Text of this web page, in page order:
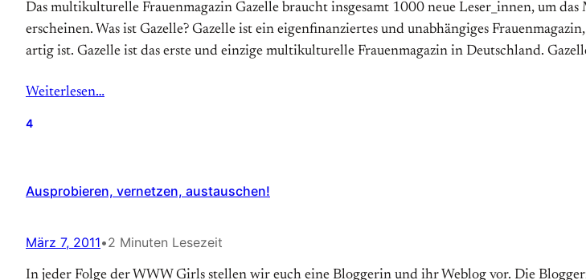
Das multikulturelle Frauenmagazin Gazelle braucht insgesamt 1000 neue Leser­_innen, um
erscheinen. Was ist Gazelle? Gazelle ist ein eigenfinanziertes und un­ab­häng­iges
artig ist. Gazelle ist das erste und einzige multi­kulturelle Frauenmagazin in Deutsch­land.
Weiterlesen…
4
Ausprobieren, vernetzen, austauschen!
März 7, 2011•2 Minuten Lesezeit
In jeder Folge der WWW Girls stellen wir euch eine Bloggerin und ihr Weblog vor. Die